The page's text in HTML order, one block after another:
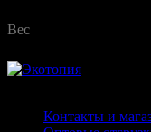
Вес
Контакты и